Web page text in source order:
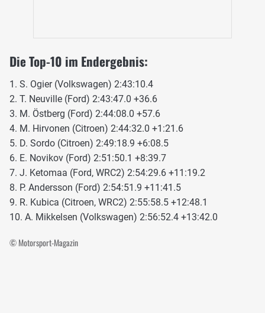
Die Top-10 im Endergebnis:
1. S. Ogier (Volkswagen) 2:43:10.4
2. T. Neuville (Ford) 2:43:47.0 +36.6
3. M. Östberg (Ford) 2:44:08.0 +57.6
4. M. Hirvonen (Citroen) 2:44:32.0 +1:21.6
5. D. Sordo (Citroen) 2:49:18.9 +6:08.5
6. E. Novikov (Ford) 2:51:50.1 +8:39.7
7. J. Ketomaa (Ford, WRC2) 2:54:29.6 +11:19.2
8. P. Andersson (Ford) 2:54:51.9 +11:41.5
9. R. Kubica (Citroen, WRC2) 2:55:58.5 +12:48.1
10. A. Mikkelsen (Volkswagen) 2:56:52.4 +13:42.0
© Motorsport-Magazin